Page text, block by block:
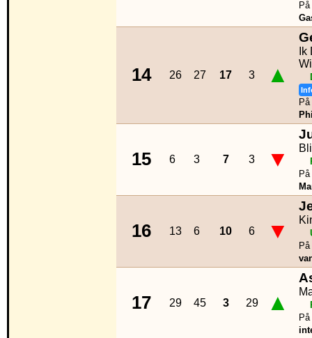
14 26 27 17 3 ▲
15 6 3 7 3 ▼
16 13 6 10 6 ▼
17 29 45 3 29 ▲